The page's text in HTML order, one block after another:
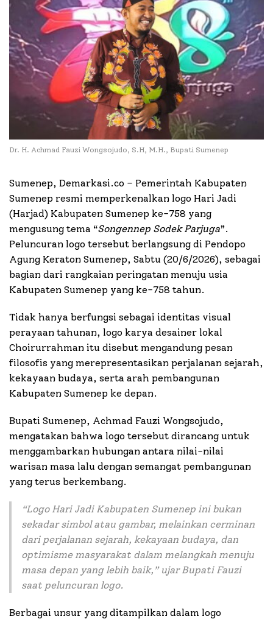
Dr. H. Achmad Fauzi Wongsojudo, S.H, M.H., Bupati Sumenep
Sumenep, Demarkasi.co – Pemerintah Kabupaten
Sumenep resmi memperkenalkan logo Hari Jadi
(Harjad) Kabupaten Sumenep ke-758 yang
mengusung tema “Songennep Sodek Parjuga”.
Peluncuran logo tersebut berlangsung di Pendopo
Agung Keraton Sumenep, Sabtu (20/6/2026), sebagai
bagian dari rangkaian peringatan menuju usia
Kabupaten Sumenep yang ke-758 tahun.
Tidak hanya berfungsi sebagai identitas visual
perayaan tahunan, logo karya desainer lokal
Choirurrahman itu disebut mengandung pesan
filosofis yang merepresentasikan perjalanan sejarah,
kekayaan budaya, serta arah pembangunan
Kabupaten Sumenep ke depan.
Bupati Sumenep, Achmad Fauzi Wongsojudo,
mengatakan bahwa logo tersebut dirancang untuk
menggambarkan hubungan antara nilai-nilai
warisan masa lalu dengan semangat pembangunan
yang terus berkembang.
“Logo Hari Jadi Kabupaten Sumenep ini bukan
sekadar simbol atau gambar, melainkan cerminan
dari perjalanan sejarah, kekayaan budaya, dan
optimisme masyarakat dalam melangkah menuju
masa depan yang lebih baik,” ujar Bupati Fauzi
saat peluncuran logo.
Berbagai unsur yang ditampilkan dalam logo